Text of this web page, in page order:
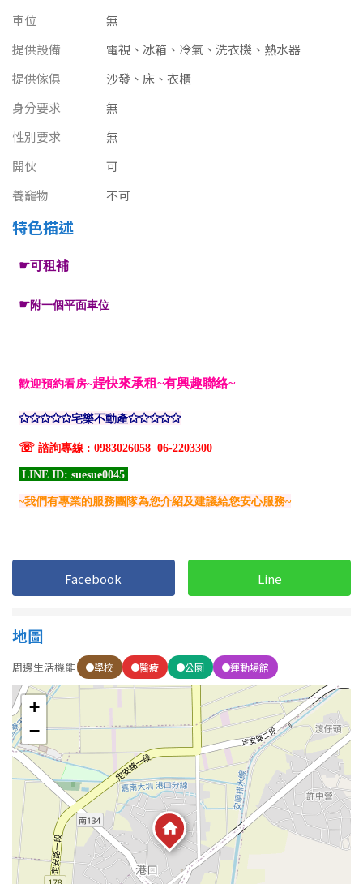
彰化縣
南投縣
雲林縣
嘉義縣
台南市
屏東縣
花蓮縣
金門連江
不拘
20~30 坪
80坪以上
1樓
3樓
5~10樓 11~20樓
樓
格局
不拘
1房
3房
4房 5房以上
屋齡
不拘
5 年以下
車位
無
提供設備
電視、冰箱、冷氣、洗衣機、熱水器
提供傢俱
沙發、床、衣櫃
身分要求
無
性別要求
無
開伙
可
養竉物
不可
特色描述
Facebook Line
地圖
周邊生活機能 學校 醫療 公園 運動場館
+
−